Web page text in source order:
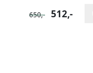
650,- 512,-